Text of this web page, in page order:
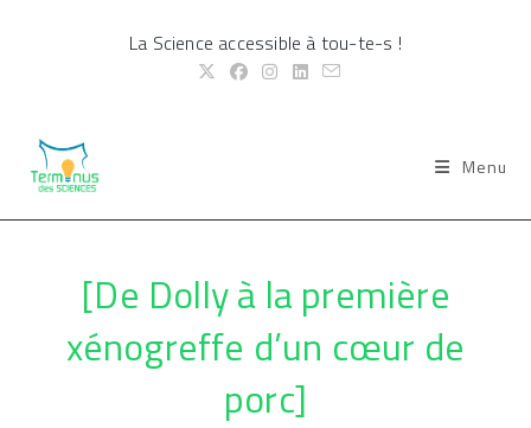
La Science accessible à tou-te-s !
Menu
[De Dolly à la première
xénogreffe d’un cœur de
porc]